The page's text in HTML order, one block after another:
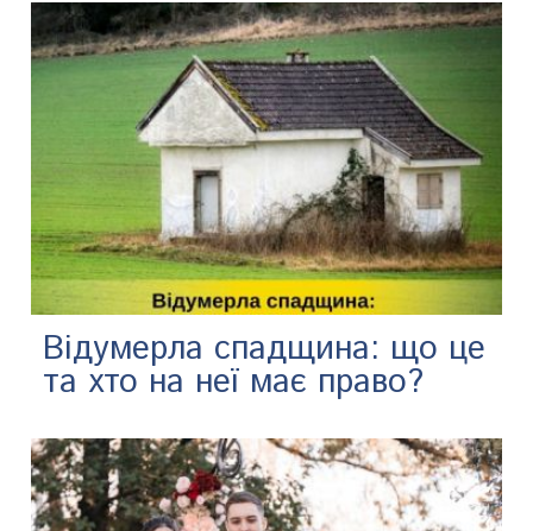
Відумерла спадщина: що це
та хто на неї має право?